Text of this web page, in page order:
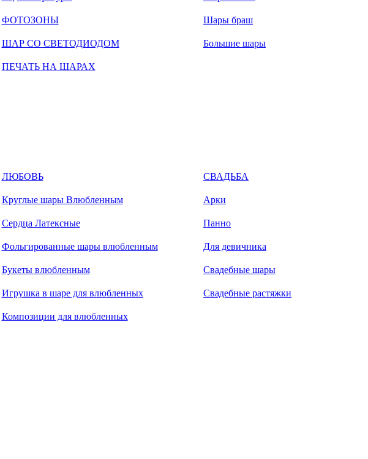
ФОТОЗОНЫ
ШАР СО СВЕТОДИОДОМ
ПЕЧАТЬ НА ШАРАХ
Шары браш
Большие шары
ЛЮБОВЬ
Круглые шары Влюбленным
Сердца Латексные
Фольгированные шары влюбленным
Букеты влюбленным
Игрушка в шаре для влюбленных
Композиции для влюбленных
СВАДЬБА
Арки
Панно
Для девичника
Свадебные шары
Свадебные растяжки